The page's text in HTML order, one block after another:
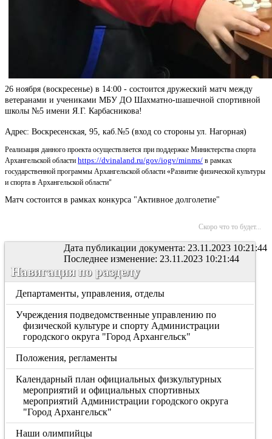
26 ноября (воскресенье) в 14:00 - состоится дружеский матч между
ветеранами и учениками МБУ ДО Шахматно-шашечной спортивной
школы №5 имени Я.Г. Карбасникова!
Адрес: Воскресенская, 95, каб.№5 (вход со стороны ул. Нагорная)
Реализация данного проекта осуществляется при поддержке Министерства спорта
Архангельской области https://dvinaland.ru/gov/iogv/minms/ в рамках
государственной программы Архангельской области «Развитие физической культуры
и спорта в Архангельской области"
Матч состоится в рамках конкурса "Активное долголетие"
Скоро что то будет...
Дата публикации документа: 23.11.2023 10:21:44
Последнее изменение: 23.11.2023 10:21:44
Навигация по разделу
Департаменты, управления, отделы
Учреждения подведомственные управлению по
физической культуре и спорту Администрации
городского округа "Город Архангельск"
Положения, регламенты
Календарный план официальных физкультурных
мероприятий и официальных спортивных
мероприятий Администрации городского округа
"Город Архангельск"
Наши олимпийцы